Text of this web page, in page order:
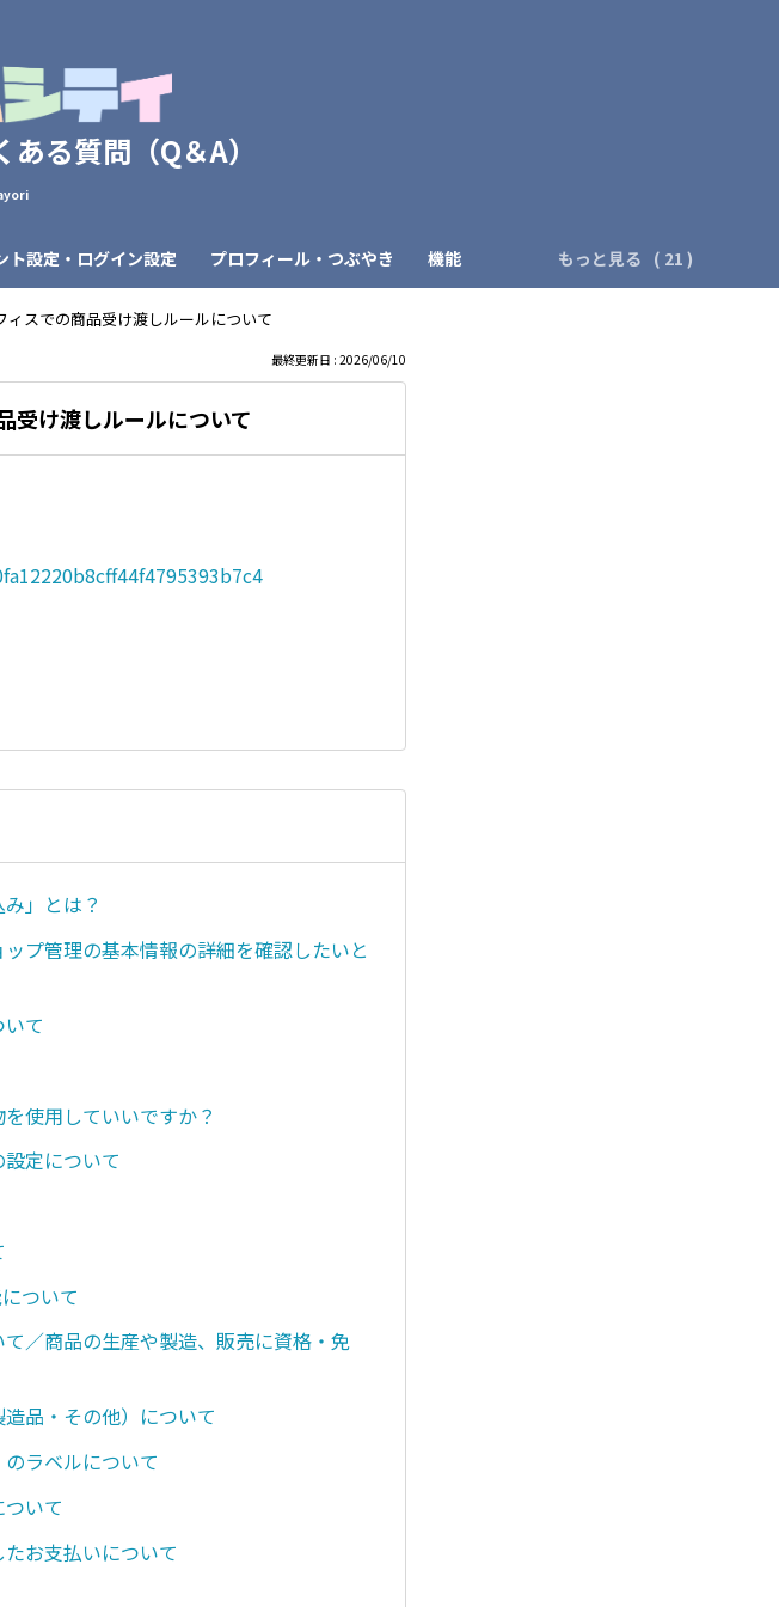
る質問（Q＆A）
ト設定・ログイン設定 プロフィール・つぶやき 機能 もっと見る
ィスでの商品受け渡しルールについて
最終更新日 : 2026/06/10
受け渡しルールについて
」とは？
プ管理の基本情報の詳細を確認したいと
て
使用していいですか？
定について
ついて
／商品の生産や製造、販売に資格・免
品・その他）について
ラベルについて
いて
お支払いについて